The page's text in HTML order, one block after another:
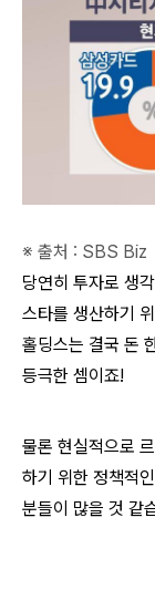
※ 출처 : SBS Biz
당연히 투자로 생
스타를 생산하기
홀딩스는 결국 돈
등극한 셈이죠!
물론 현실적으로
하기 위한 정책적
분들이 많을 것 같